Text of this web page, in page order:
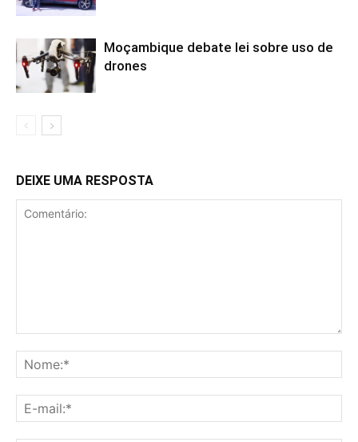
Moçambique debate lei sobre uso de
drones
DEIXE UMA RESPOSTA